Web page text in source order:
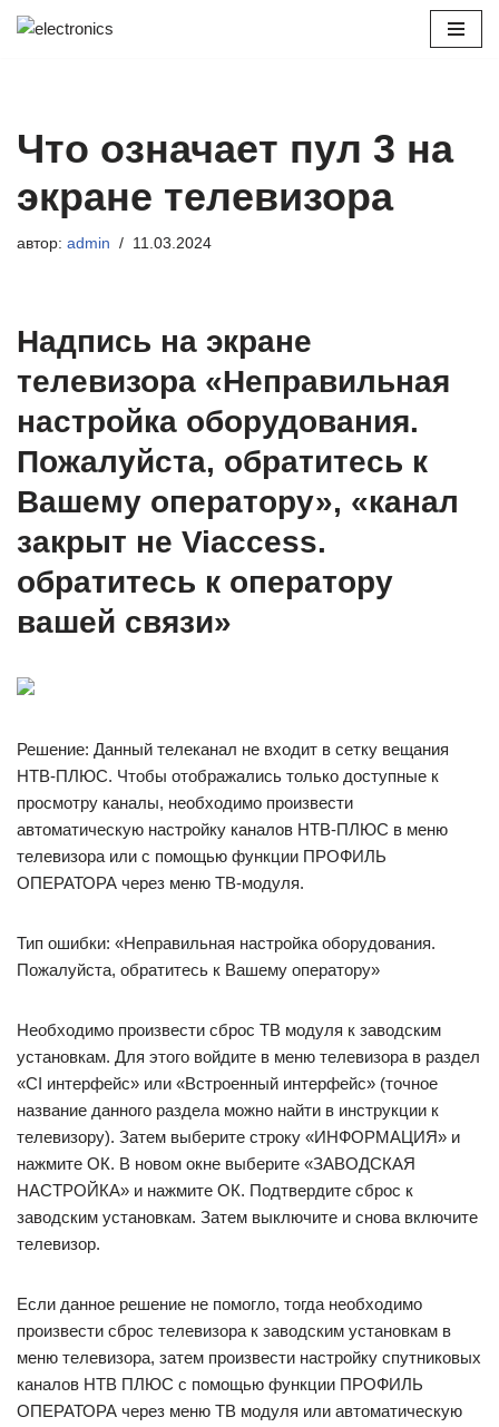
Что означает пул 3 на
экране телевизора
автор: admin 11.03.2024
Надпись на экране
телевизора «Неправильная
настройка оборудования.
Пожалуйста, обратитесь к
Вашему оператору», «канал
закрыт не Viaccess.
обратитесь к оператору
вашей связи»
Решение: Данный телеканал не входит в сетку вещания
НТВ‑ПЛЮС. Чтобы отображались только доступные к
просмотру каналы, необходимо произвести
автоматическую настройку каналов НТВ‑ПЛЮС в меню
телевизора или с помощью функции ПРОФИЛЬ
ОПЕРАТОРА через меню ТВ‑модуля.
Тип ошибки: «Неправильная настройка оборудования.
Пожалуйста, обратитесь к Вашему оператору»
Необходимо произвести сброс ТВ модуля к заводским
установкам. Для этого войдите в меню телевизора в раздел
«CI интерфейс» или «Встроенный интерфейс» (точное
название данного раздела можно найти в инструкции к
телевизору). Затем выберите строку «ИНФОРМАЦИЯ» и
нажмите ОК. В новом окне выберите «ЗАВОДСКАЯ
НАСТРОЙКА» и нажмите ОК. Подтвердите сброс к
заводским установкам. Затем выключите и снова включите
телевизор.
Если данное решение не помогло, тогда необходимо
произвести сброс телевизора к заводским установкам в
меню телевизора, затем произвести настройку спутниковых
каналов НТВ ПЛЮС с помощью функции ПРОФИЛЬ
ОПЕРАТОРА через меню ТВ модуля или автоматическую